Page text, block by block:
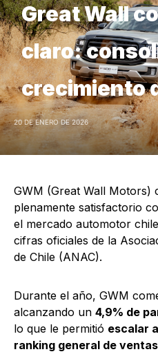
Great Wall
claro:
crecimiento
20 DE ENERO DE 2026
GWM (Great Wall Motors)
plenamente satisfactorio
el mercado automotor
cifras oficiales de la
de Chile (ANAC).
Durante el año, GWM
alcanzando un 4,9% de
lo que le permitió escalar
ranking general de ventas